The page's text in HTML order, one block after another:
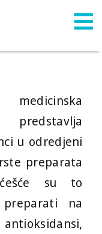
u odredjeni
preparata
su to
na